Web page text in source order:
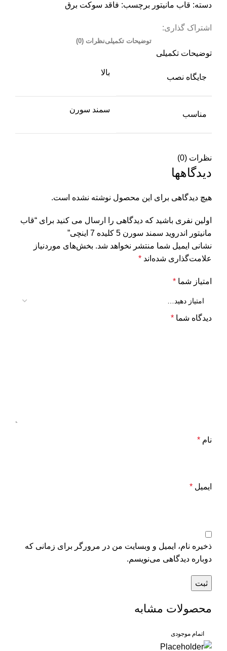
دسته: قاب مانیتور برچسب: فاقد سوکت برق
اشتراک گذاری:
توضیحات تکمیلینظرات (0)
توضیحات تکمیلی
جایگاه نصب
بالا
مناسب
سمند سورن
نظرات (0)
دیدگاهها
هیچ دیدگاهی برای این محصول نوشته نشده است.
اولین نفری باشید که دیدگاهی را ارسال می کنید برای “قاب
مانیتور اندروید سمند سورن 5 کلیده 7 اینچی”
نشانی ایمیل شما منتشر نخواهد شد. بخش‌های موردنیاز
علامت‌گذاری شده‌اند *
امتیاز شما *
دیدگاه شما *
نام *
ایمیل *
ذخیره نام، ایمیل و وبسایت من در مرورگر برای زمانی که
دوباره دیدگاهی می‌نویسم.
محصولات مشابه
اتمام موجودی